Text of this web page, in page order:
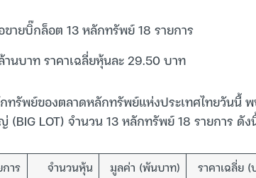
ายบิ๊กล็อต 13 หลักทรัพย์ 18 รายการ
นบาท ราคาเฉลี่ยหุ้นละ 29.50 บาท
ทรัพย์ของตลาดหลักทรัพย์แห่งประเทศไทยวันนี้ พ
LOT) จำนวน 13 หลักทรัพย์ 18 รายการ ดัง
าร จำนวนหุ้น มูลค่า (พันบาท) ราคาเฉลี่ย (